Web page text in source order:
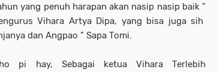
yang penuh harapan akan nasip nasip baik "
Vihara Artya Dipa, yang bisa juga sih
dan Angpao " Sapa Tomi.
pi hay, Sebagai ketua Vihara Terlebih